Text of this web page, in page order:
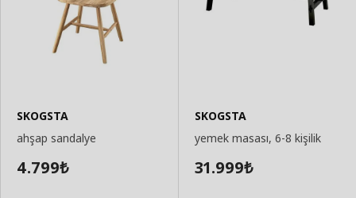
SKOGSTA
ahşap sandalye
4.799₺
SKOGSTA
yemek masası, 6-8 kişilik
31.999₺